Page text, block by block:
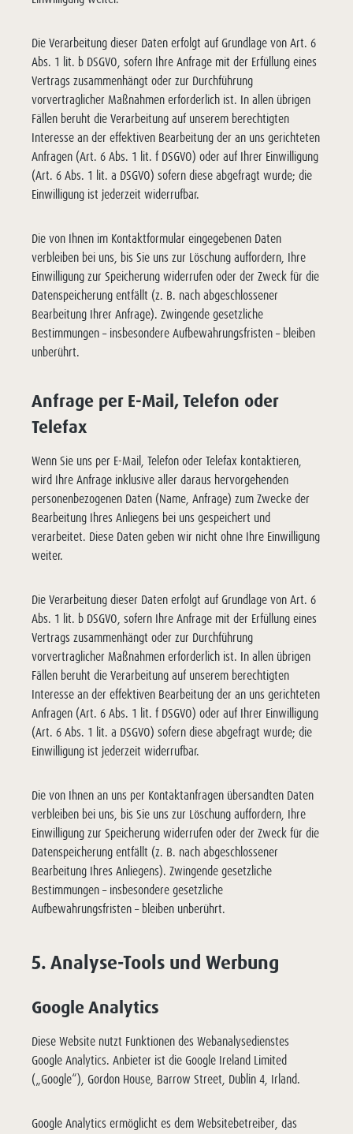
Die Verarbeitung dieser Daten erfolgt auf Grundlage von Art. 6
Abs. 1 lit. b DSGVO, sofern Ihre Anfrage mit der Erfüllung eines
Vertrags zusammenhängt oder zur Durchführung
vorvertraglicher Maßnahmen erforderlich ist. In allen übrigen
Fällen beruht die Verarbeitung auf unserem berechtigten
Interesse an der effektiven Bearbeitung der an uns gerichteten
Anfragen (Art. 6 Abs. 1 lit. f DSGVO) oder auf Ihrer Einwilligung
(Art. 6 Abs. 1 lit. a DSGVO) sofern diese abgefragt wurde; die
Einwilligung ist jederzeit widerrufbar.
Die von Ihnen im Kontaktformular eingegebenen Daten
verbleiben bei uns, bis Sie uns zur Löschung auffordern, Ihre
Einwilligung zur Speicherung widerrufen oder der Zweck für die
Datenspeicherung entfällt (z. B. nach abgeschlossener
Bearbeitung Ihrer Anfrage). Zwingende gesetzliche
Bestimmungen – insbesondere Aufbewahrungsfristen – bleiben
unberührt.
Anfrage per E-Mail, Telefon oder
Telefax
Wenn Sie uns per E-Mail, Telefon oder Telefax kontaktieren,
wird Ihre Anfrage inklusive aller daraus hervorgehenden
personenbezogenen Daten (Name, Anfrage) zum Zwecke der
Bearbeitung Ihres Anliegens bei uns gespeichert und
verarbeitet. Diese Daten geben wir nicht ohne Ihre Einwilligung
weiter.
Die Verarbeitung dieser Daten erfolgt auf Grundlage von Art. 6
Abs. 1 lit. b DSGVO, sofern Ihre Anfrage mit der Erfüllung eines
Vertrags zusammenhängt oder zur Durchführung
vorvertraglicher Maßnahmen erforderlich ist. In allen übrigen
Fällen beruht die Verarbeitung auf unserem berechtigten
Interesse an der effektiven Bearbeitung der an uns gerichteten
Anfragen (Art. 6 Abs. 1 lit. f DSGVO) oder auf Ihrer Einwilligung
(Art. 6 Abs. 1 lit. a DSGVO) sofern diese abgefragt wurde; die
Einwilligung ist jederzeit widerrufbar.
Die von Ihnen an uns per Kontaktanfragen übersandten Daten
verbleiben bei uns, bis Sie uns zur Löschung auffordern, Ihre
Einwilligung zur Speicherung widerrufen oder der Zweck für die
Datenspeicherung entfällt (z. B. nach abgeschlossener
Bearbeitung Ihres Anliegens). Zwingende gesetzliche
Bestimmungen – insbesondere gesetzliche
Aufbewahrungsfristen – bleiben unberührt.
5. Analyse-Tools und Werbung
Google Analytics
Diese Website nutzt Funktionen des Webanalysedienstes
Google Analytics. Anbieter ist die Google Ireland Limited
(„Google“), Gordon House, Barrow Street, Dublin 4, Irland.
Google Analytics ermöglicht es dem Websitebetreiber, das